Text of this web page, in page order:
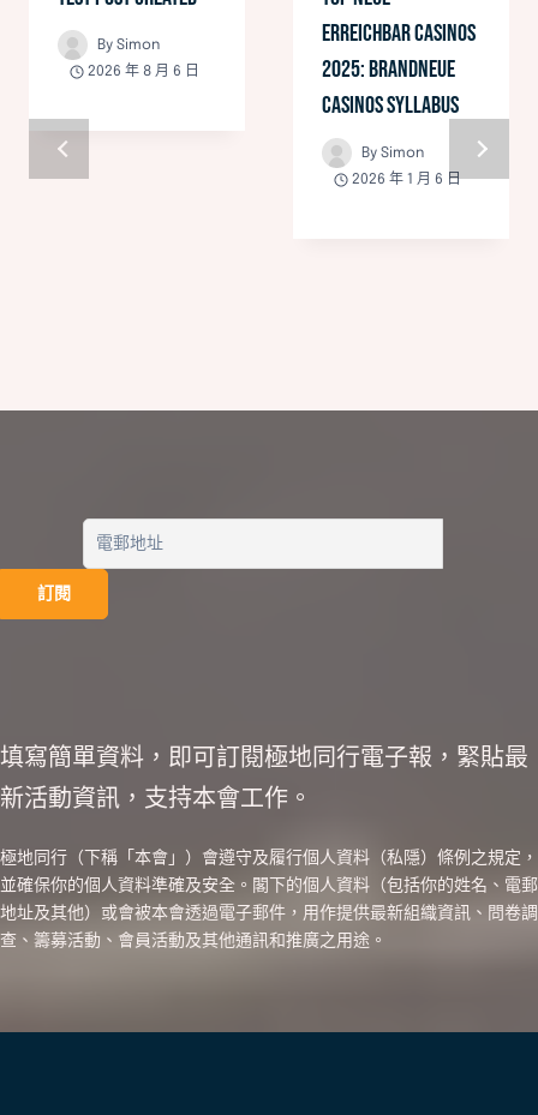
By Simon
2026 年 8 月 6 日
Erreichbar Casinos
2025: Brandneue
Casinos Syllabus
By Simon
2026 年 1 月 6 日
填寫簡單資料，即可訂閱極地同行電子報，緊貼最
新活動資訊，支持本會工作。
極地同行（下稱「本會」）會遵守及履行個人資料（私隱）條例之規定，
並確保你的個人資料準確及安全。閣下的個人資料（包括你的姓名、電郵
地址及其他）或會被本會透過電子郵件，用作提供最新組織資訊、問卷調
查、籌募活動、會員活動及其他通訊和推廣之用途。